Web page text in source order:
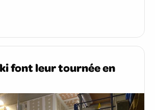
font leur tournée en